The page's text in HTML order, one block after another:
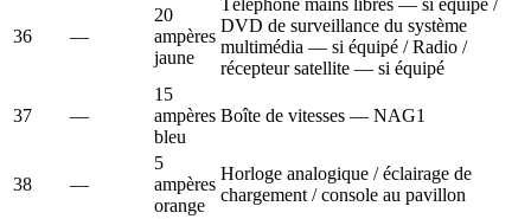
36 —
20
ampères
jaune
DVD de surveillance du système
multimédia — si équipé / Radio /
récepteur satellite — si équipé
37 —
15
ampères
bleu
Boîte de vitesses — NAG1
38 —
5
ampères
orange
Horloge analogique / éclairage de
chargement / console au pavillon